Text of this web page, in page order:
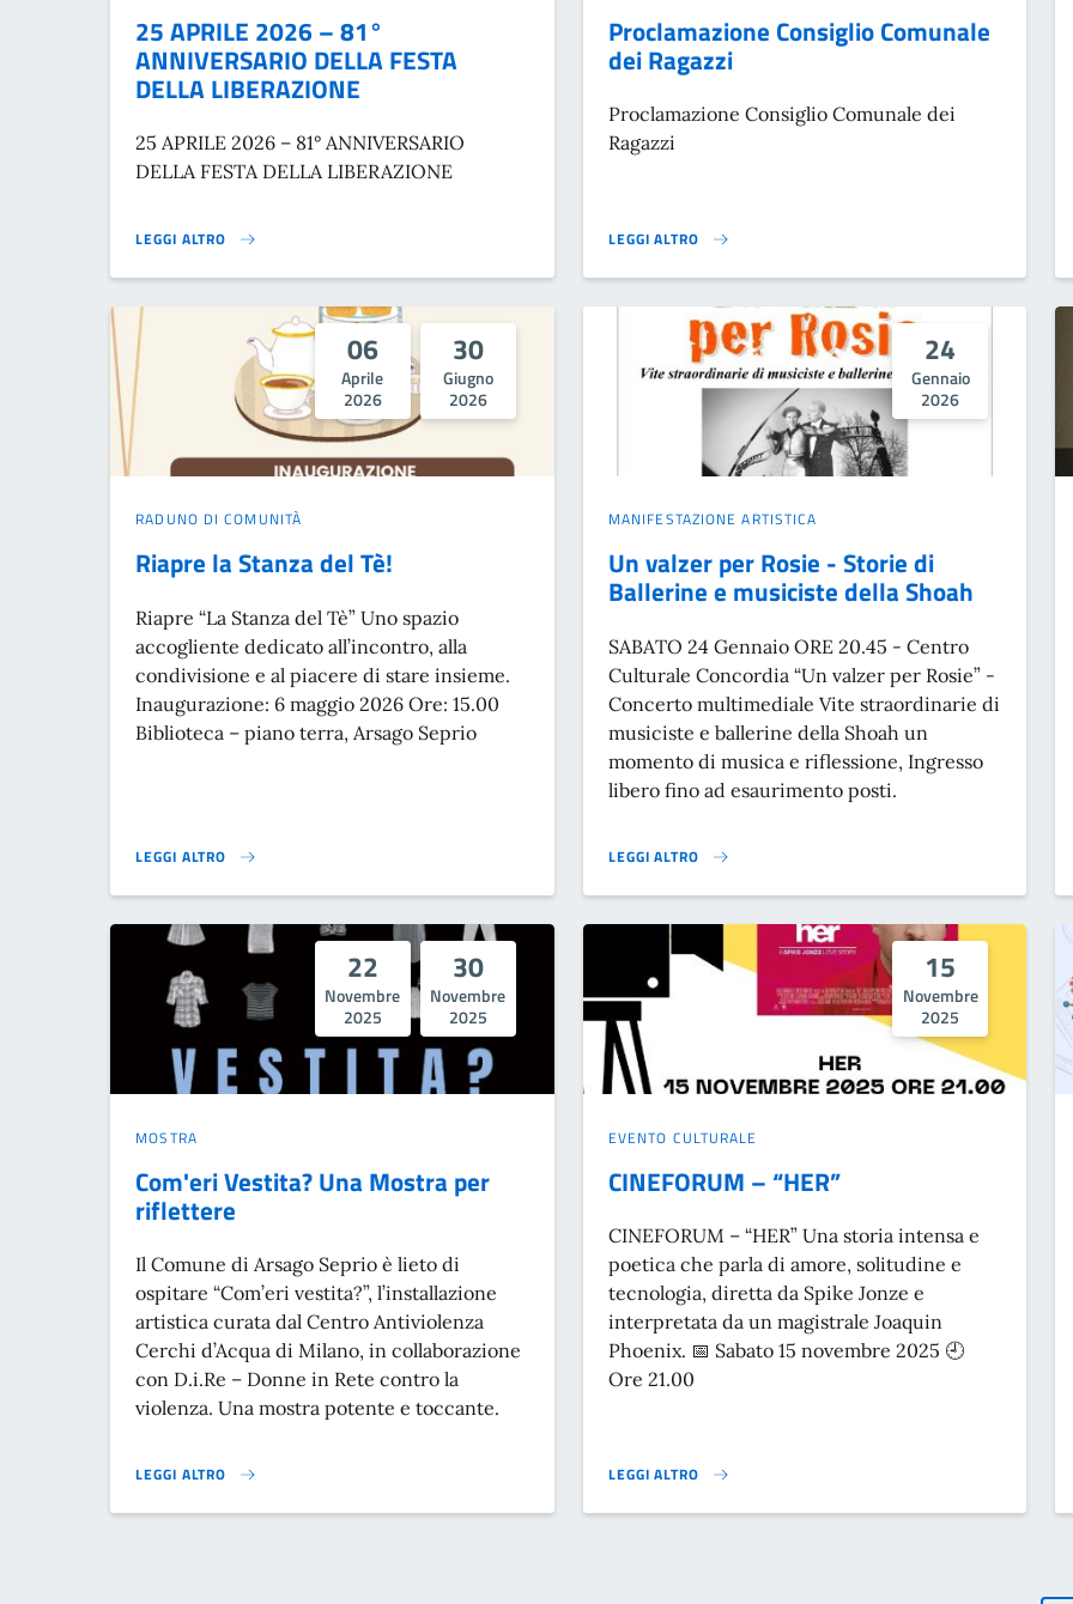
25 APRILE 2026 – 81°
ANNIVERSARIO DELLA FESTA
DELLA LIBERAZIONE
25 APRILE 2026 – 81° ANNIVERSARIO
DELLA FESTA DELLA LIBERAZIONE
LEGGI ALTRO
25 APRILE 2026 – 81° ANNIVERSARIO DELLA FESTA DELLA LIBERAZIONE}
Proclamazione Consiglio Comunale
dei Ragazzi
Proclamazione Consiglio Comunale dei
Ragazzi
LEGGI ALTRO
PROCLAMAZIONE CONSIGLIO COMUNALE DEI RAGAZZI}
06
Aprile
2026
30
Giugno
2026
RADUNO DI COMUNITÀ
Riapre la Stanza del Tè!
Riapre “La Stanza del Tè” Uno spazio
accogliente dedicato all’incontro, alla
condivisione e al piacere di stare insieme.
Inaugurazione: 6 maggio 2026 Ore: 15.00
Biblioteca – piano terra, Arsago Seprio
LEGGI ALTRO
RIAPRE LA STANZA DEL TÈ!}
24
Gennaio
2026
MANIFESTAZIONE ARTISTICA
Un valzer per Rosie - Storie di
Ballerine e musiciste della Shoah
SABATO 24 Gennaio ORE 20.45 - Centro
Culturale Concordia “Un valzer per Rosie” -
Concerto multimediale Vite straordinarie di
musiciste e ballerine della Shoah un
momento di musica e riflessione, Ingresso
libero fino ad esaurimento posti.
LEGGI ALTRO
UN VALZER PER ROSIE - STORIE DI BALLERINE E MUSICISTE
22
Novembre
2025
30
Novembre
2025
MOSTRA
Com'eri Vestita? Una Mostra per
riflettere
Il Comune di Arsago Seprio è lieto di
ospitare “Com’eri vestita?”, l’installazione
artistica curata dal Centro Antiviolenza
Cerchi d’Acqua di Milano, in collaborazione
con D.i.Re – Donne in Rete contro la
violenza. Una mostra potente e toccante.
LEGGI ALTRO
COM'ERI VESTITA? UNA MOSTRA PER RIFLETTERE }
15
Novembre
2025
EVENTO CULTURALE
CINEFORUM – “HER”
CINEFORUM – “HER” Una storia intensa e
poetica che parla di amore, solitudine e
tecnologia, diretta da Spike Jonze e
interpretata da un magistrale Joaquin
Phoenix. 📅 Sabato 15 novembre 2025 🕘
Ore 21.00
LEGGI ALTRO
CINEFORUM – “HER”}